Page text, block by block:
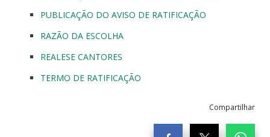
PUBLICAÇÃO DO AVISO DE RATIFICAÇÃO
RAZÃO DA ESCOLHA
REALESE CANTORES
TERMO DE RATIFICAÇÃO
Compartilhar